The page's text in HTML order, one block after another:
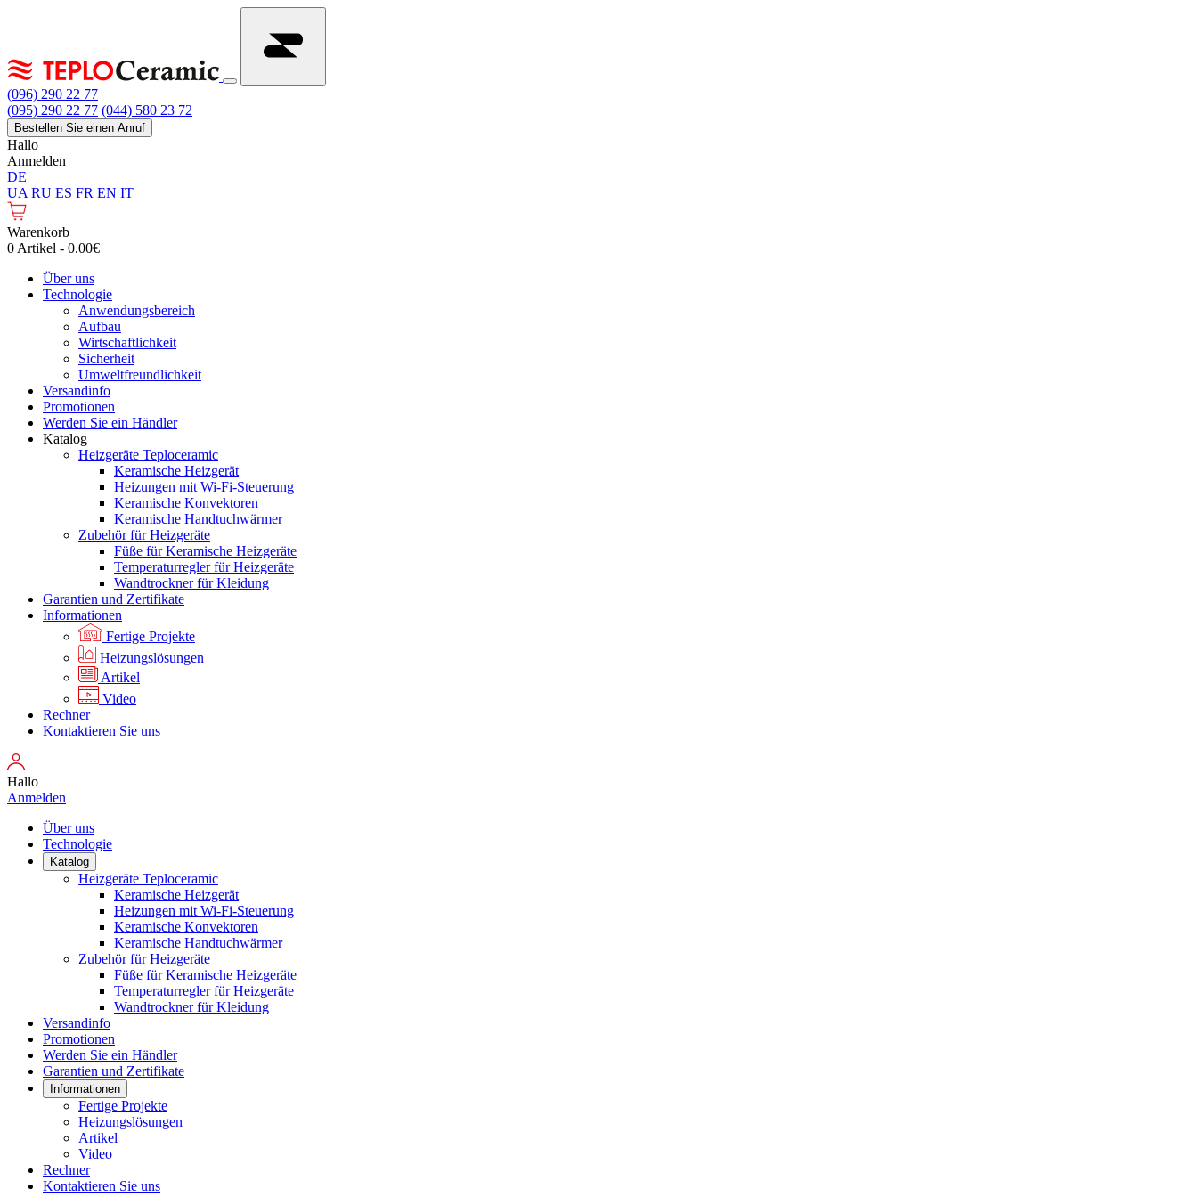
(096) 290 22 77
(095) 290 22 77 (044) 580 23 72
Bestellen Sie einen Anruf
Hallo
Anmelden
DE
UA RU ES FR EN IT
Warenkorb
0 Artikel - 0.00€
Über uns
Technologie
Anwendungsbereich
Aufbau
Wirtschaftlichkeit
Sicherheit
Umweltfreundlichkeit
Versandinfo
Promotionen
Werden Sie ein Händler
Katalog
Heizgeräte Teploceramic
Keramische Heizgerät
Heizungen mit Wi-Fi-Steuerung
Keramische Konvektoren
Keramische Handtuchwärmer
Zubehör für Heizgeräte
Füße für Keramische Heizgeräte
Temperaturregler für Heizgeräte
Wandtrockner für Kleidung
Garantien und Zertifikate
Informationen
Fertige Projekte
Heizungslösungen
Artikel
Video
Rechner
Kontaktieren Sie uns
Hallo
Anmelden
Über uns
Technologie
Katalog
Heizgeräte Teploceramic
Keramische Heizgerät
Heizungen mit Wi-Fi-Steuerung
Keramische Konvektoren
Keramische Handtuchwärmer
Zubehör für Heizgeräte
Füße für Keramische Heizgeräte
Temperaturregler für Heizgeräte
Wandtrockner für Kleidung
Versandinfo
Promotionen
Werden Sie ein Händler
Garantien und Zertifikate
Informationen
Fertige Projekte
Heizungslösungen
Artikel
Video
Rechner
Kontaktieren Sie uns